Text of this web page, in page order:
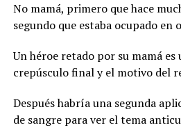
No mamá, primero que hace
segundo que estaba ocupado en
Un héroe retado por su mamá es
crepúsculo final y el motivo del
Después habría una segunda
de sangre para ver el tema